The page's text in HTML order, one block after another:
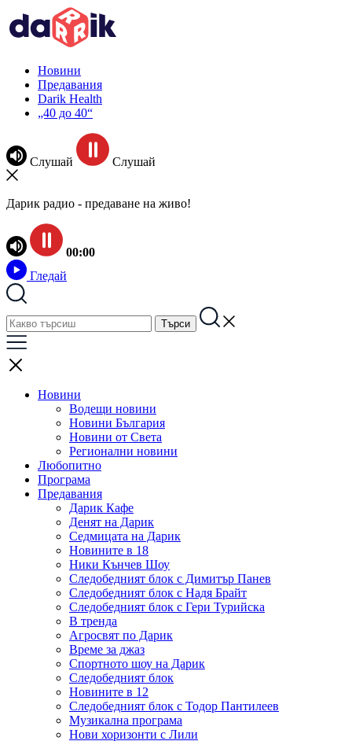
Новини
Предавания
Darik Health
„40 до 40“
Слушай Слушай
Дарик радио - предаване на живо!
00:00
Гледай
Новини
Водещи новини
Новини България
Новини от Света
Регионални новини
Любопитно
Програма
Предавания
Дарик Кафе
Денят на Дарик
Седмицата на Дарик
Новините в 18
Ники Кънчев Шоу
Следобедният блок с Димитър Панев
Следобедният блок с Надя Брайт
Следобедният блок с Гери Турийска
В тренда
Агросвят по Дарик
Време за джаз
Спортното шоу на Дарик
Следобедният блок
Новините в 12
Следобедният блок с Тодор Пантилеев
Музикална програма
Нови хоризонти с Лили